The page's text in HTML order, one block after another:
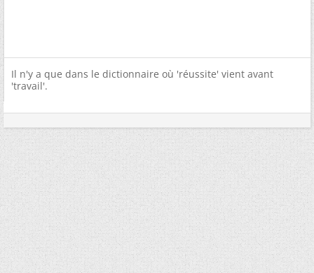
Il n'y a que dans le dictionnaire où 'réussite' vient avant
'travail'.